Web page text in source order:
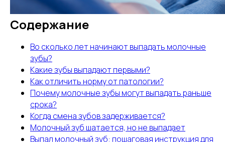
Содержание
Во сколько лет начинают выпадать молочные
зубы?
Какие зубы выпадают первыми?
Как отличить норму от патологии?
Почему молочные зубы могут выпадать раньше
срока?
Когда смена зубов задерживается?
Молочный зуб шатается, но не выпадает
Выпал молочный зуб: пошаговая инструкция для